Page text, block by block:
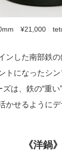
¥21,000
ンした南部鉄
トになったシ
は、鉄の“重
かせるようにデ
《洋鍋》